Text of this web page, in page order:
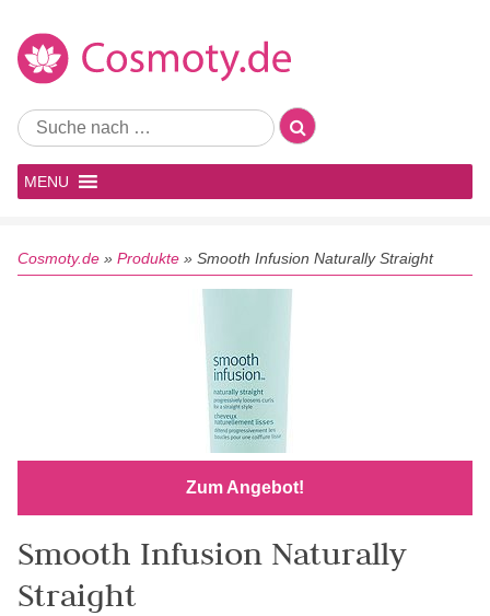
MENU
Cosmoty.de » Produkte » Smooth Infusion Naturally Straight
Zum Angebot!
Smooth Infusion Naturally
Straight